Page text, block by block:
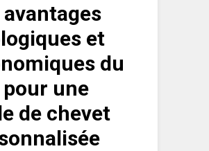
avantages
et
du
pour une
de chevet